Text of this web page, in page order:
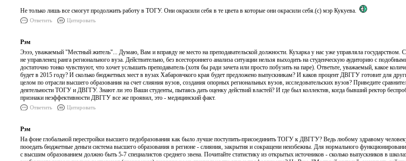
Не только лишь все смогут продолжить работу в ТОГУ. Они окрасили себя в те цвета в которые они окрасили себя.(с) мэр Кукуева.
Ответить Цитировать
Рэм
Ээээ, уважаемый "Местный житель"... Думаю, Вам и вправду не место на преподавательской должности. Кухарка у нас уже управляла государством.
не управленец ранга регионального вуза. Действительно, без всестороннего анализа ситуации нельзя выходить на студенческую аудиторию с
достаточно тонко чувствуют, что хочет услышать преподаватель (хотя бы ради зачета или просто побузить на паре). Ответьте, уважаемый, какое
будет в 2015 году? И сколько бюджетных мест в вузах Хабаровчкого края будет предложено выпускникам? И каков процент ДВГГУ готовит для
целом по отрасли высшего образования на счет слияния вузов, создания опорных региональных вузов, исследовательских вузов? Приведите
деятельности ТОГУ и ДВГГУ. Знают ли это Ваши студенты, пытаясь дать оценку действий властей? И где был коллектив, когда бывший ректор
признаки неэффективности ДВГГУ все же проявил, это - медицинский факт.
Ответить Цитировать
Рэм
На фоне глобальной перестройки высшего педобразования как было лучше поступить-присоединить ТОГУ к ДВГГУ? Ведь любому здравому
пооедать бюджетные деньги система высшего образования в регионе - слияния, закрытия и сокращени неизбежны. Для нормального
с высшим образованием должно быть 5-7 специалистов среднего звена. Почитайте статистику из открытых источников - сколько выпускников в